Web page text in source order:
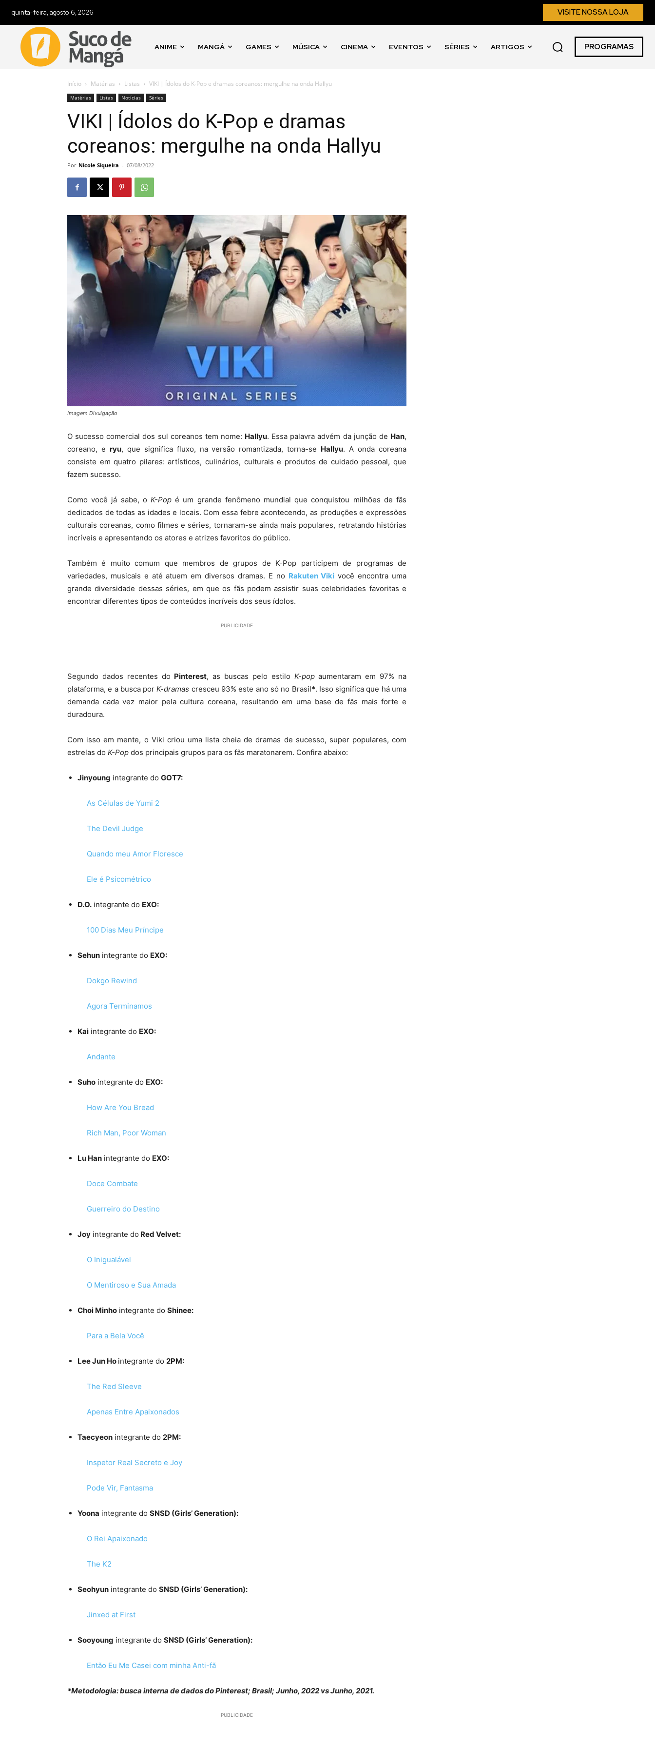
quinta-feira, agosto 6, 2026 VISITE NOSSA LOJA
ANIME MANGÁ GAMES MÚSICA CINEMA EVENTOS SÉRIES ARTIGOS PROGRAMAS
Início Matérias Listas VIKI | Ídolos do K-Pop e dramas coreanos: mergulhe na onda Hallyu
Matérias Listas Notícias Séries
VIKI | Ídolos do K-Pop e dramas
coreanos: mergulhe na onda Hallyu
Por Nicole Siqueira - 07/08/2022
Imagem Divulgação
O sucesso comercial dos sul coreanos tem nome: Hallyu. Essa palavra advém da junção de Han,
coreano, e ryu, que significa fluxo, na versão romantizada, torna-se Hallyu. A onda coreana
consiste em quatro pilares: artísticos, culinários, culturais e produtos de cuidado pessoal, que
fazem sucesso.
Como você já sabe, o K-Pop é um grande fenômeno mundial que conquistou milhões de fãs
dedicados de todas as idades e locais. Com essa febre acontecendo, as produções e expressões
culturais coreanas, como filmes e séries, tornaram-se ainda mais populares, retratando histórias
incríveis e apresentando os atores e atrizes favoritos do público.
Também é muito comum que membros de grupos de K-Pop participem de programas de
variedades, musicais e até atuem em diversos dramas. E no Rakuten Viki você encontra uma
grande diversidade dessas séries, em que os fãs podem assistir suas celebridades favoritas e
encontrar diferentes tipos de conteúdos incríveis dos seus ídolos.
PUBLICIDADE
Segundo dados recentes do Pinterest, as buscas pelo estilo K-popaumentaram em 97% na
plataforma, e a busca porK-dramas cresceu 93% este ano só no Brasil*. Isso significa que há uma
demanda cada vez maior pela cultura coreana, resultando em uma base de fãs mais forte e
duradoura.
Com isso em mente, o Viki criou uma lista cheia de dramas de sucesso, super populares, com
estrelas do K-Pop dos principais grupos para os fãs maratonarem. Confira abaixo:
Jinyoung integrante do GOT7:
As Células de Yumi 2
The Devil Judge
Quando meu Amor Floresce
Ele é Psicométrico
D.O. integrante do EXO:
100 Dias Meu Príncipe
Sehun integrante do EXO:
Dokgo Rewind
Agora Terminamos
Kai integrante do EXO:
Andante
Suho integrante do EXO:
How Are You Bread
Rich Man, Poor Woman
Lu Han integrante do EXO:
Doce Combate
Guerreiro do Destino
Joy integrante do Red Velvet:
O Inigualável
O Mentiroso e Sua Amada
Choi Minho integrante do Shinee:
Para a Bela Você
Lee Jun Ho integrante do 2PM:
The Red Sleeve
Apenas Entre Apaixonados
Taecyeon integrante do 2PM:
Inspetor Real Secreto e Joy
Pode Vir, Fantasma
Yoona integrante do SNSD (Girls’ Generation):
O Rei Apaixonado
The K2
Seohyun integrante do SNSD (Girls’ Generation):
Jinxed at First
Sooyoung integrante do SNSD (Girls’ Generation):
Então Eu Me Casei com minha Anti-fã
*Metodologia: busca interna de dados do Pinterest; Brasil; Junho, 2022 vs Junho, 2021.
PUBLICIDADE